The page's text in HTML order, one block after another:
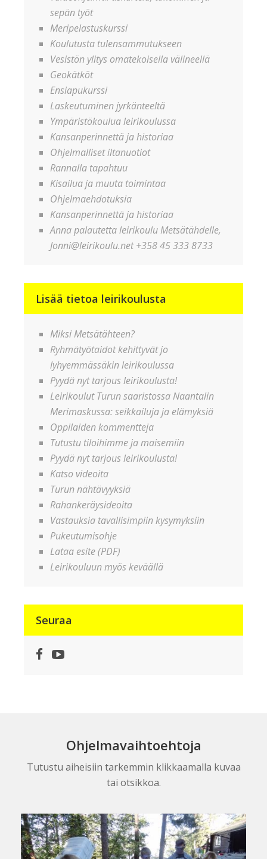
sepän työt
Meripelastuskurssi
Koulutusta tulensammutukseen
Vesistön ylitys omatekoisella välineellä
Geokätköt
Ensiapukurssi
Laskeutuminen jyrkänteeltä
Ympäristökoulua leirikoulussa
Kansanperinnettä ja historiaa
Ohjelmalliset iltanuotiot
Rannalla tapahtuu
Kisailua ja muuta toimintaa
Ohjelmaehdotuksia
Kansanperinnettä ja historiaa
Anna palautetta leirikoulu Metsätähdelle,
Jonni@leirikoulu.net +358 45 333 8733
Lisää tietoa leirikoulusta
Miksi Metsätähteen?
Ryhmätyötaidot kehittyvät jo
lyhyemmässäkin leirikoulussa
Pyydä nyt tarjous leirikoulusta!
Leirikoulut Turun saaristossa Naantalin
Merimaskussa: seikkailuja ja elämyksiä
Oppilaiden kommentteja
Tutustu tiloihimme ja maisemiin
Pyydä nyt tarjous leirikoulusta!
Katso videoita
Turun nähtävyyksiä
Rahankeräysideoita
Vastauksia tavallisimpiin kysymyksiin
Pukeutumisohje
Lataa esite (PDF)
Leirikouluun myös keväällä
Seuraa
Facebook
YouTube
Ohjelmavaihtoehtoja
Tutustu aiheisiin tarkemmin klikkaamalla kuvaa
tai otsikkoa.